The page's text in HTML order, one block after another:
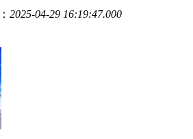
2025-04-29 16:19:47.000